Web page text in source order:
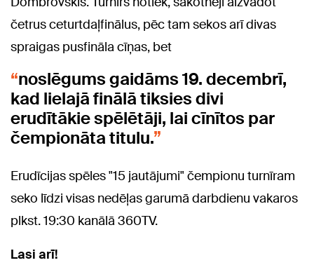
četrus ceturtdaļfinālus, pēc tam sekos arī divas
spraigas pusfināla cīņas, bet
noslēgums gaidāms 19. decembrī,
kad lielajā finālā tiksies divi
erudītākie spēlētāji, lai cīnītos par
čempionāta titulu.
Erudīcijas spēles "15 jautājumi" čempionu turnīram
seko līdzi visas nedēļas garumā darbdienu vakaros
plkst.19:30 kanālā 360TV.
Lasi arī!